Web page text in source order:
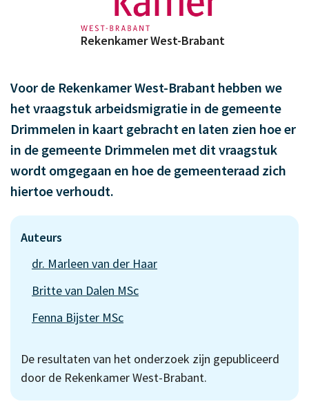
Rekenkamer West-Brabant
Voor de Rekenkamer West-Brabant hebben we
het vraagstuk arbeidsmigratie in de gemeente
Drimmelen in kaart gebracht en laten zien hoe er
in de gemeente Drimmelen met dit vraagstuk
wordt omgegaan en hoe de gemeenteraad zich
hiertoe verhoudt.
Auteurs
dr. Marleen van der Haar
Britte van Dalen MSc
Fenna Bijster MSc
De resultaten van het onderzoek zijn gepubliceerd
door de Rekenkamer West-Brabant.